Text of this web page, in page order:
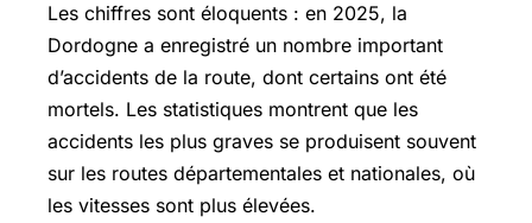
Les chiffres sont éloquents : en 2025, la
Dordogne a enregistré un nombre important
d’accidents de la route, dont certains ont été
mortels. Les statistiques montrent que les
accidents les plus graves se produisent souvent
sur les routes départementales et nationales, où
les vitesses sont plus élevées.